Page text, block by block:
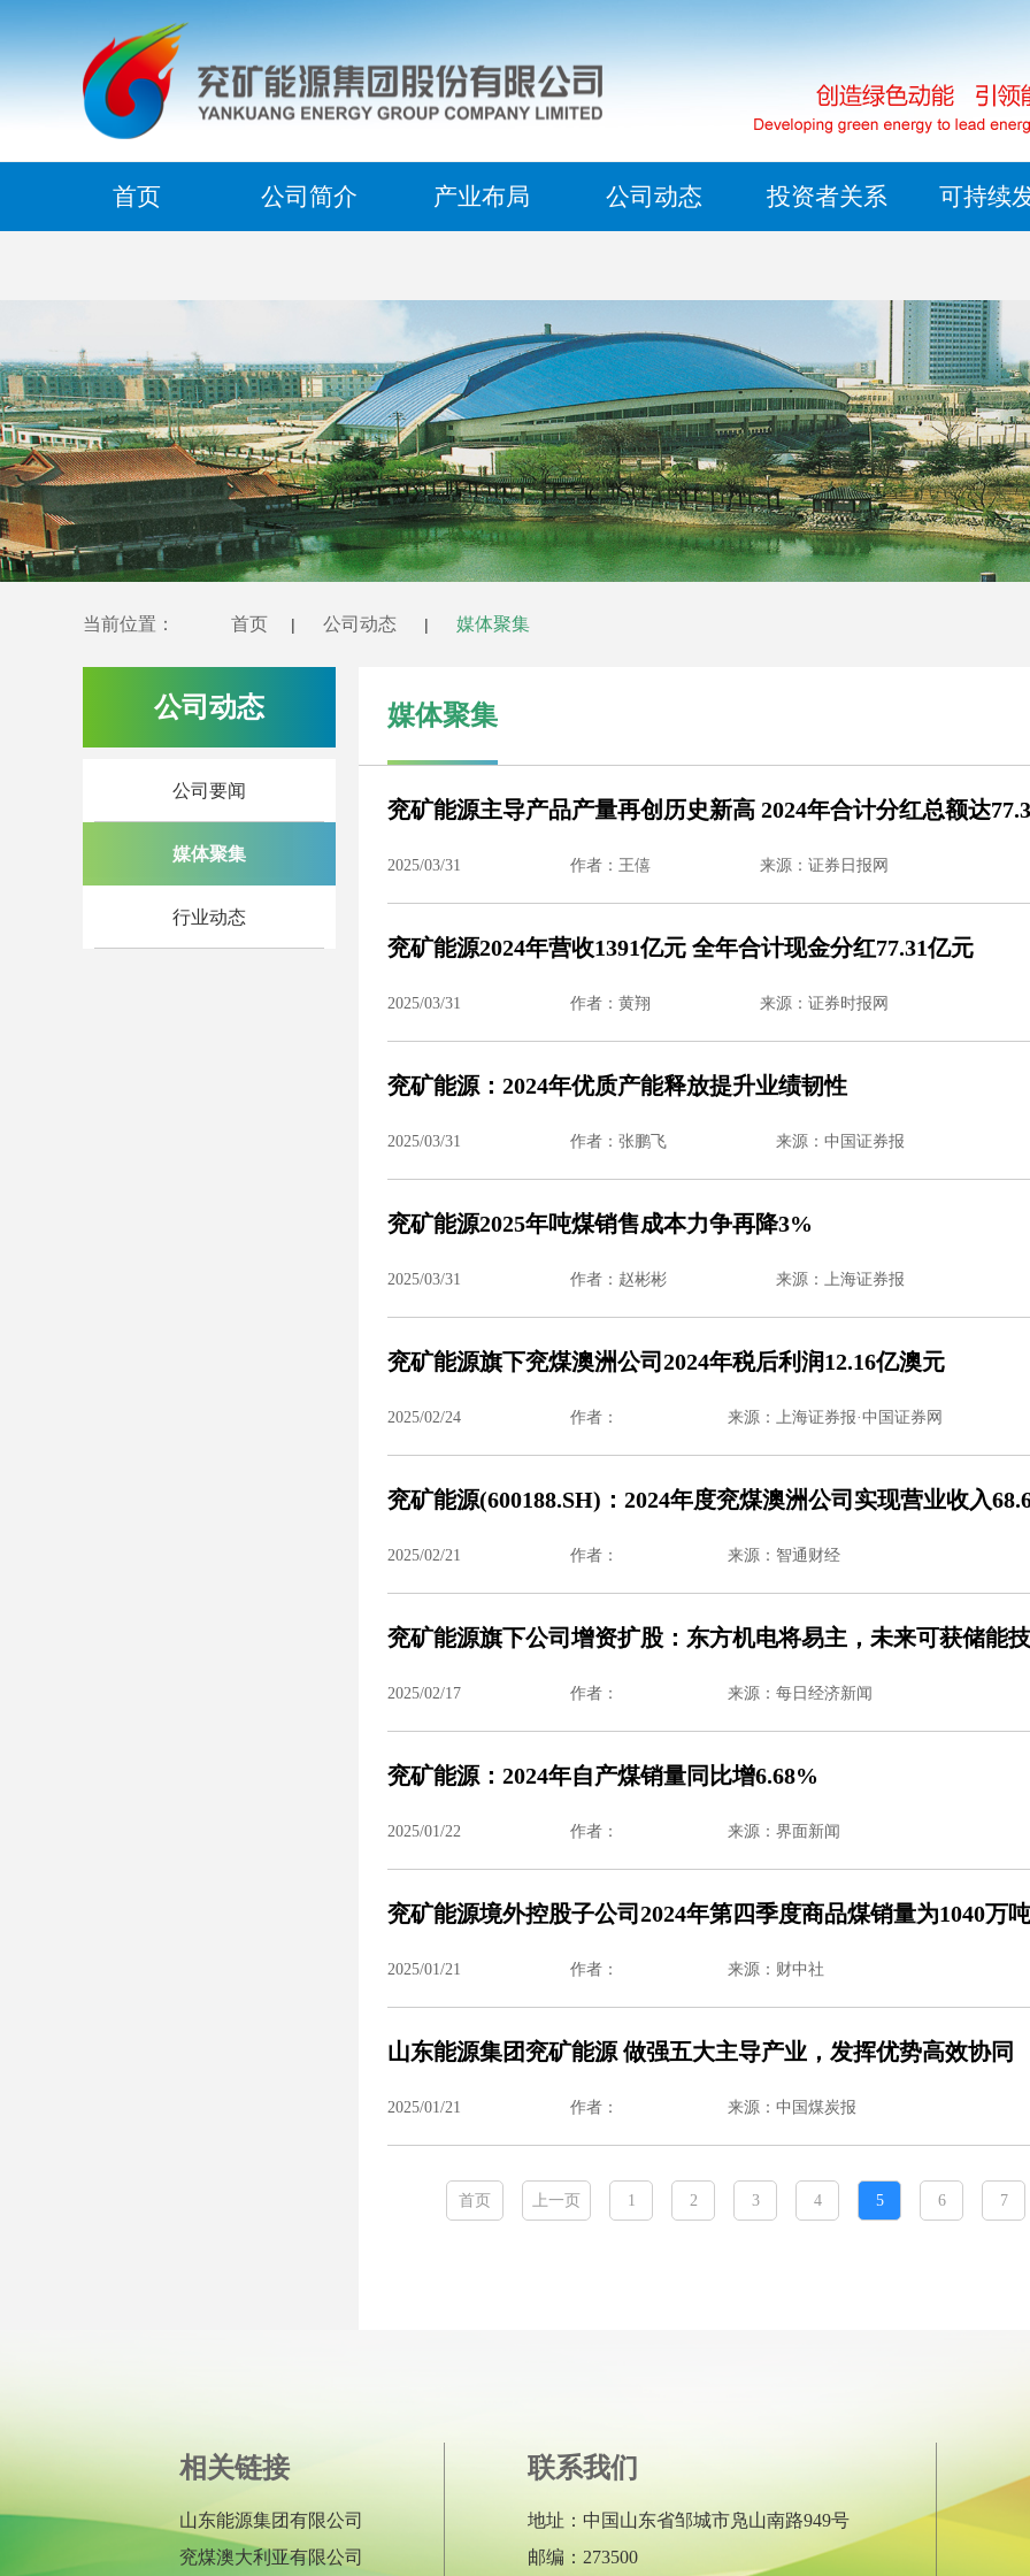
首页 公司简介 产业布局 公司动态 投资者关系 可持续
产和业务分布在山东、陕蒙、新疆以及境外的澳大利亚、北美、欧
家和地区，是中国唯一一家拥有上海、香港、纽约、澳大利亚、法
福、慕尼黑等境内外六地上市平台的特大型能源企业。2025年商品
1.82亿吨，化工产品产量977万吨；按中国会计准则，实现营业收入
亿元，归母净利润83.8亿元；年末资产总额4529.4亿元。
物流五大产业，建成山东、内蒙古、陕甘、新疆、澳大利亚等运营
力争“十五五”末原煤产量突破3亿吨/年。
渠道和方式，不断提升投资者与公司交流互动的有效性及时性，并
站、微信等新媒体平台，主动投放新闻报道、业绩快报、业绩路演
资讯，实现了公司与资本市场的良性互动。
愿披露《环境、社会及管治报告》的公司之一，连续18年发布ESG
2025年，在国际碳披露计划(CDP)评级中位列中国煤炭行业第1位
万得（Wind）ESG评级中国煤炭行业最高等级；摩根士丹利资本国
(MSCI)ESG评级提升至BBB级，位列煤炭行业唯一最高评级。
当前位置： 首页 | 公司动态 | 媒体聚集
公司动态
公司要闻
媒体聚集
行业动态
媒体聚集
兖矿能源主导产品产量再创历史新高 2024年合计分红总额达
2025/03/31 作者：王僖 来源：证券日报网
兖矿能源2024年营收1391亿元 全年合计现金分红77.31亿元
2025/03/31 作者：黄翔 来源：证券时报网
兖矿能源：2024年优质产能释放提升业绩韧性
2025/03/31 作者：张鹏飞 来源：中国证券报
兖矿能源2025年吨煤销售成本力争再降3%
2025/03/31 作者：赵彬彬 来源：上海证券报
兖矿能源旗下兖煤澳洲公司2024年税后利润12.16亿澳元
2025/02/24 作者： 来源：上海证券报·中国证券网
兖矿能源(600188.SH)：2024年度兖煤澳洲公司实现营业收入
2025/02/21 作者： 来源：智通财经
兖矿能源旗下公司增资扩股：东方机电将易主，未来可获储能
2025/02/17 作者： 来源：每日经济新闻
兖矿能源：2024年自产煤销量同比增6.68%
2025/01/22 作者： 来源：界面新闻
兖矿能源境外控股子公司2024年第四季度商品煤销量为1040万吨
2025/01/21 作者： 来源：财中社
山东能源集团兖矿能源 做强五大主导产业，发挥优势高效协同
2025/01/21 作者： 来源：中国煤炭报
首页 上一页 1 2 3 4 5 6 7
相关链接
山东能源集团有限公司
兖煤澳大利亚有限公司
联系我们
地址：中国山东省邹城市凫山南路949号
邮编：273500